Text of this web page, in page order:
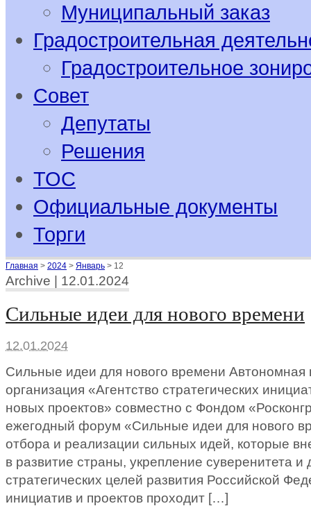
Муниципальный заказ
Градостроительная
Градостроительное
Совет
Депутаты
Решения
ТОС
Официальные документы
Торги
Главная > 2024 > Январь > 12
Archive | 12.01.2024
Сильные идеи для нового времени
12.01.2024
Сильные идеи для нового времени Автономная
организация «Агентство стратегических
новых проектов» совместно с Фондом
ежегодный форум «Сильные идеи для нового
отбора и реализации сильных идей, которые
в развитие страны, укрепление суверенитета и
стратегических целей развития Российской
инициатив и проектов проходит […]